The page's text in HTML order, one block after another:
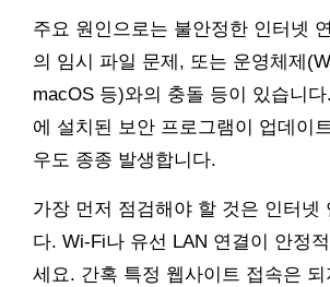
주요 원인으로는 불안정한 인터넷
의 임시 파일 문제, 또는 운영체제
macOS 등)와의 충돌 등이 있습니
에 설치된 보안 프로그램이 업데이
우도 종종 발생합니다.
가장 먼저 점검해야 할 것은 인터넷
다. Wi-Fi나 유선 LAN 연결이 안정
세요. 간혹 특정 웹사이트 접속은